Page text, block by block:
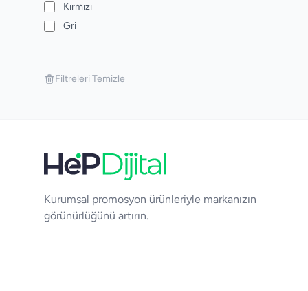
Kırmızı
Gri
Filtreleri Temizle
Kurumsal promosyon ürünleriyle markanızın
görünürlüğünü artırın.